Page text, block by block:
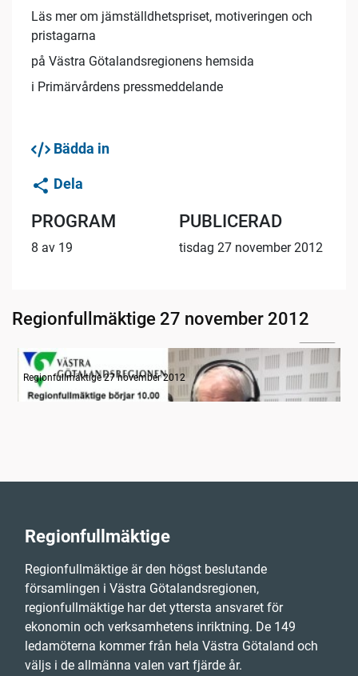
Läs mer om jämställdhetspriset, motiveringen och
pristagarna
på Västra Götalandsregionens hemsida
i Primärvårdens pressmeddelande
Bädda in
Dela
PROGRAM
8 av 19
PUBLICERAD
tisdag 27 november 2012
Regionfullmäktige 27 november 2012
Radion informerar
Regionfullmäktige 27 november 2012
Regionfullmäktige
Regionfullmäktige är den högst beslutande
församlingen i Västra Götalandsregionen,
regionfullmäktige har det yttersta ansvaret för
ekonomin och verksamhetens inriktning. De 149
ledamöterna kommer från hela Västra Götaland och
väljs i de allmänna valen vart fjärde år.